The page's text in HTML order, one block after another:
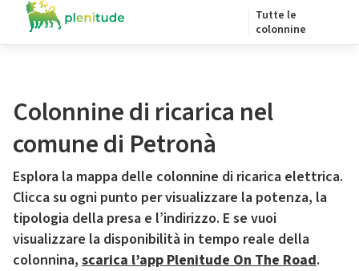
Tutte le
colonnine
Colonnine di ricarica nel
comune di Petronà
Esplora la mappa delle colonnine di ricarica elettrica.
Clicca su ogni punto per visualizzare la potenza, la
tipologia della presa e l’indirizzo. E se vuoi
visualizzare la disponibilità in tempo reale della
colonnina, scarica l’app Plenitude On The Road.